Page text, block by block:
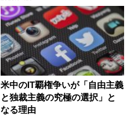
米中のIT覇権争いが「自由主義
と独裁主義の究極の選択」と
なる理由